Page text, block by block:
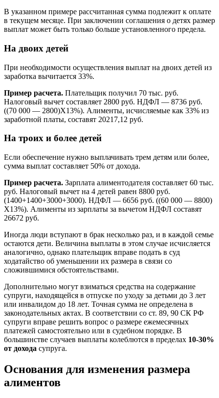
В указанном примере рассчитанная сумма подлежит к оплате
в текущем месяце. При заключении соглашения о детях размер
выплат может быть только больше установленного предела.
На двоих детей
При необходимости осуществления выплат на двоих детей из
заработка вычитается 33%.
Пример расчета. Плательщик получил 70 тыс. руб.
Налоговый вычет составляет 2800 руб. НДФЛ — 8736 руб.
((70 000 — 2800)Х13%). Алименты, исчисляемые как 33% из
заработной платы, составят 20217,12 руб.
На троих и более детей
Если обеспечение нужно выплачивать трем детям или более,
сумма выплат составляет 50% от дохода.
Пример расчета. Зарплата алиментодателя составляет 60 тыс.
руб. Налоговый вычет на 4 детей равен 8800 руб.
(1400+1400+3000+3000). НДФЛ — 6656 руб. ((60 000 — 8800)
Х13%). Алименты из зарплаты за вычетом НДФЛ составят
26672 руб.
Иногда люди вступают в брак несколько раз, и в каждой семье
остаются дети. Величина выплаты в этом случае исчисляется
аналогично, однако плательщик вправе подать в суд
ходатайство об уменьшении их размера в связи со
сложившимися обстоятельствами.
Дополнительно могут взиматься средства на содержание
супруги, находящейся в отпуске по уходу за детьми до 3 лет
или инвалидом до 18 лет. Точная сумма не определена в
законодательных актах. В соответствии со ст. 89, 90 СК РФ
супруги вправе решить вопрос о размере ежемесячных
платежей самостоятельно или в судебном порядке. В
большинстве случаев выплаты колеблются в пределах 10-30%
от дохода супруга.
Основания для изменения размера
алиментов